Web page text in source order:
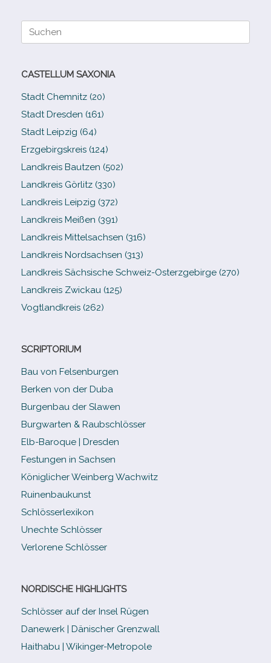
Suche
CASTELLUM SAXONIA
Stadt Chemnitz (20)
Stadt Dresden (161)
Stadt Leipzig (64)
Erzgebirgskreis (124)
Landkreis Bautzen (502)
Landkreis Görlitz (330)
Landkreis Leipzig (372)
Landkreis Meißen (391)
Landkreis Mittelsachsen (316)
Landkreis Nordsachsen (313)
Landkreis Sächsische Schweiz-​Osterzgebirge (270)
Landkreis Zwickau (125)
Vogtlandkreis (262)
SCRIPTORIUM
Bau von Felsenburgen
Berken von der Duba
Burgenbau der Slawen
Burgwarten & Raubschlösser
Elb-​Baroque | Dresden
Festungen in Sachsen
Königlicher Weinberg Wachwitz
Ruinenbaukunst
Schlösserlexikon
Unechte Schlösser
Verlorene Schlösser
NORDISCHE HIGHLIGHTS
Schlösser auf der Insel Rügen
Danewerk | Dänischer Grenzwall
Haithabu | Wikinger-Metropole